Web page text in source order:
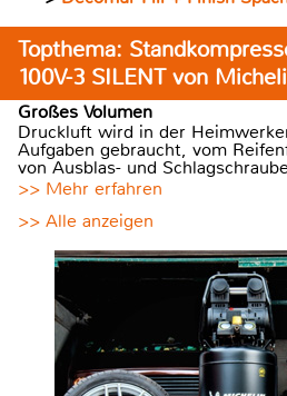
Topthema:
100V-3 SILENT von
Großes Volumen
Druckluft wird in der
Aufgaben gebraucht, vom
von Ausblas- und
>> Mehr erfahren
>> Alle anzeigen